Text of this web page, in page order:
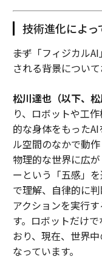
技術進化によ
――まず「フィジカル
される背景について
松川達也（以下、松
り、ロボットや工
的な身体をもった
ル空間のなかで動
物理的な世界に広
ーという「五感」
で理解、自律的に
アクションを実行
す。ロボットだけ
おり、現在、世界
なっています。